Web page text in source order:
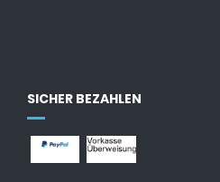
SICHER BEZAHLEN